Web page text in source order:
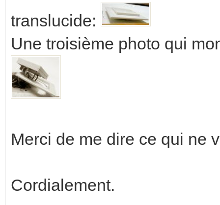
translucide:
Une troisième photo qui
Merci de me dire ce qui ne
Cordialement.